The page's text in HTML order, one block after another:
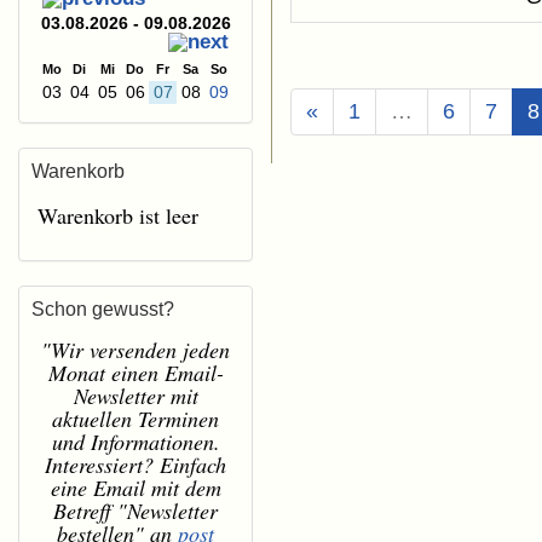
« 1 … 6 7 8
03.08.2026 - 09.08.2026
Mo Di Mi Do Fr Sa So
03 04 05 06 07 08 09
Warenkorb
Warenkorb ist leer
Schon gewusst?
"Wir versenden jeden
Monat einen Email-
Newsletter mit
aktuellen Terminen
und Informationen.
Interessiert? Einfach
eine Email mit dem
Betreff "Newsletter
bestellen" an post